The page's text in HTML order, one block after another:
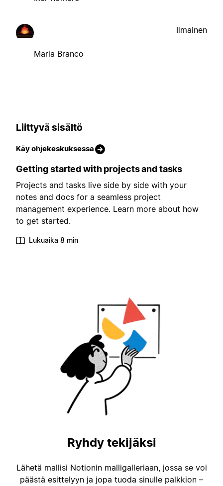
Maria Branco
Ilmainen
Liittyvä sisältö
Käy ohjekeskuksessa
Getting started with projects and tasks
Projects and tasks live side by side with your
notes and docs for a seamless project
management experience. Learn more about how
to get started.
Lukuaika 8 min
Ryhdy tekijäksi
Lähetä mallisi Notionin malligalleriaan, jossa se voi
päästä esittelyyn ja jopa tuoda sinulle palkkion –